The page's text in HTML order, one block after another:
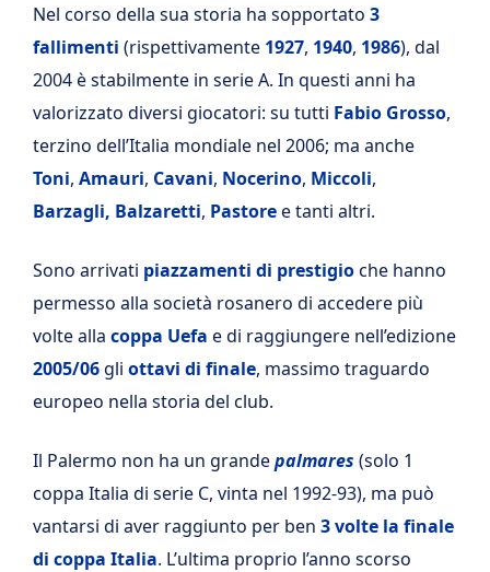
Nel corso della sua storia ha sopportato 3
fallimenti (rispettivamente 1927, 1940, 1986), dal
2004 è stabilmente in serie A. In questi anni ha
valorizzato diversi giocatori: su tutti Fabio Grosso,
terzino dell’Italia mondiale nel 2006; ma anche
Toni, Amauri, Cavani, Nocerino, Miccoli,
Barzagli, Balzaretti, Pastoree tanti altri.
Sono arrivati piazzamenti di prestigioche hanno
permesso alla società rosanero di accedere più
volte alla coppa Uefa e di raggiungere nell’edizione
2005/06 gli ottavi di finale, massimo traguardo
europeo nella storia del club.
Il Palermo non ha un grandepalmares (solo 1
coppa Italia di serie C, vinta nel 1992-93), ma può
vantarsi di aver raggiunto per ben 3 volte la finale
di coppa Italia. L’ultima proprio l’anno scorso